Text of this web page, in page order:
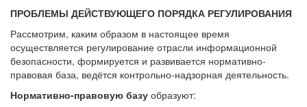
ПРОБЛЕМЫ ДЕЙСТВУЮЩЕГО ПОРЯДКА РЕГУЛИРОВАНИЯ
Рассмотрим, каким образом в настоящее время
осуществляется регулирование отрасли информационной
безопасности, формируется и развивается нормативно-
правовая база, ведётся контрольно-надзорная деятельность.
Нормативно-правовую базу образуют: